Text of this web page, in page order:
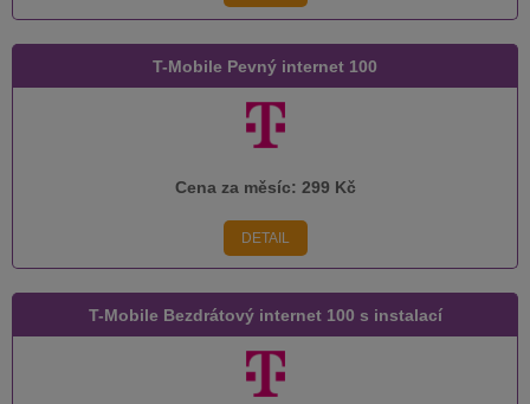
T-Mobile Pevný internet 100
Cena za měsíc: 299 Kč
DETAIL
T-Mobile Bezdrátový internet 100 s instalací